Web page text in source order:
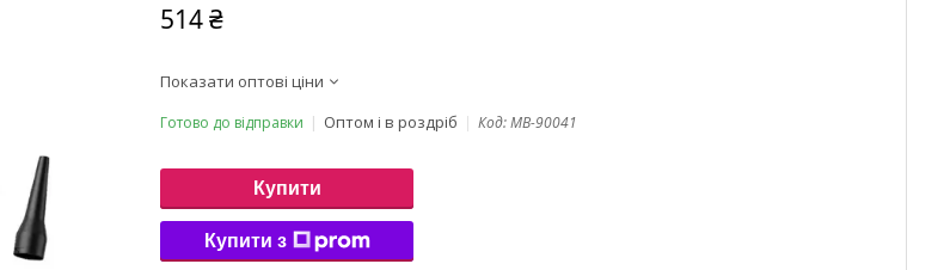
514 ₴
Показати оптові ціни
Готово до відправки Оптом і в роздріб Код:MB-90041
Купити
Купити з